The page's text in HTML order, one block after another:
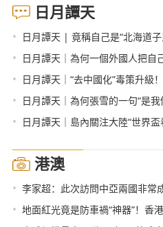
日月譚天
• 日月譚天 | 竟稱自己是“北海道
• 日月譚天｜為何一個外國人把自
• 日月譚天｜“去中國化”毒策升級
• 日月譚天｜為何張雪的一句“是
• 日月譚天｜島內關注大陸“世界
港澳
• 李家超：此次訪問中亞兩國非常
• 地面紅光竟是防車禍“神器”！香